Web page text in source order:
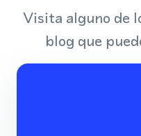
Visita alguno de
blog que